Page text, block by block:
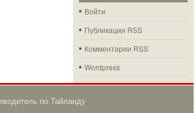
Войти
Публикации RSS
Комментарии RSS
Wordpress
по Тайланду